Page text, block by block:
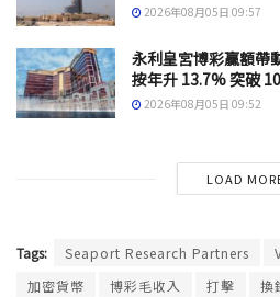
2026年08月05日 09:57
永利皇宮博彩贏額帶
按年升 13.7% 突破
2026年08月05日 09:52
LOAD
Tags: Seaport Research Partners
加密貨幣
博彩毛收入 打擊 換